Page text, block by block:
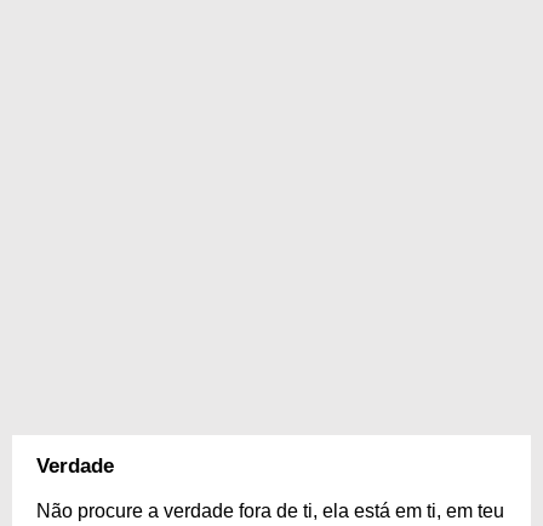
Verdade
Não procure a verdade fora de ti, ela está em ti, em teu